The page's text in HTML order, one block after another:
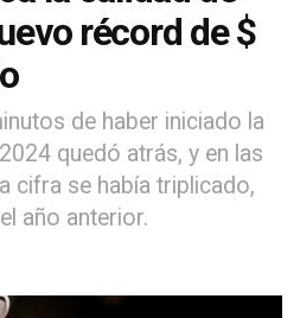
récord de $
de haber iniciado la
quedó atrás, y en las
cifra se había triplicado,
año anterior.